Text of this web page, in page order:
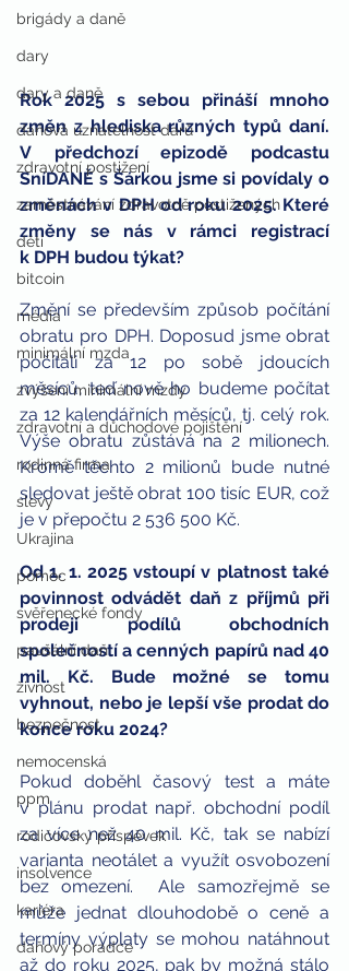
brigády a daně
dary
dary a daně
daňová uznatelnost darů
zdravotní postižení
zaměstnávání zdravotně postižených
děti
bitcoin
média
minimální mzda
zvýšení minimální mzdy
zdravotní a důchodové pojištění
rodinná firma
slevy
Ukrajina
pomoc
svěřenecké fondy
paušální daň
živnost
bezpečnost
nemocenská
ppm
rodičovský příspěvek
insolvence
kariéra
daňový poradce
Rok 2025 s sebou přináší mnoho
změn z hlediska různých typů daní.
V předchozí epizodě podcastu
SníDANĚ s Šárkou jsme si povídaly o
změnách v DPH od roku 2025. Které
změny se nás v rámci registrací
k DPH budou týkat?
Změní se především způsob počítání
obratu pro DPH. Doposud jsme obrat
počítali za 12 po sobě jdoucích
měsíců, teď nově ho budeme počítat
za 12 kalendářních měsíců, tj. celý rok.
Výše obratu zůstává na 2 milionech.
Kromě těchto 2 milionů bude nutné
sledovat ještě obrat 100 tisíc EUR, což
je v přepočtu 2 536 500 Kč.
Od 1. 1. 2025 vstoupí v platnost také
povinnost odvádět daň z příjmů při
prodeji podílů obchodních
společností a cenných papírů nad 40
mil. Kč. Bude možné se tomu
vyhnout, nebo je lepší vše prodat do
konce roku 2024?
Pokud doběhl časový test a máte
v plánu prodat např. obchodní podíl
za více než 40 mil. Kč, tak se nabízí
varianta neotálet a využít osvobození
bez omezení.  Ale samozřejmě se
může jednat dlouhodobě o ceně a
termíny výplaty se mohou natáhnout
až do roku 2025, pak by možná stálo